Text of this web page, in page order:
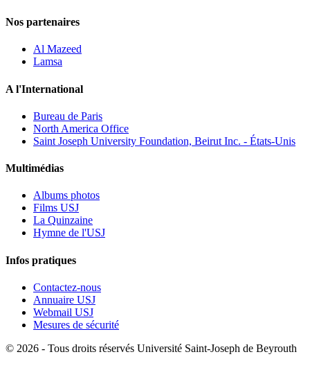
Nos partenaires
Al Mazeed
Lamsa
A l'International
Bureau de Paris
North America Office
Saint Joseph University Foundation, Beirut Inc. - États-Unis
Multimédias
Albums photos
Films USJ
La Quinzaine
Hymne de l'USJ
Infos pratiques
Contactez-nous
Annuaire USJ
Webmail USJ
Mesures de sécurité
© 2026 - Tous droits réservés Université Saint-Joseph de Beyrouth